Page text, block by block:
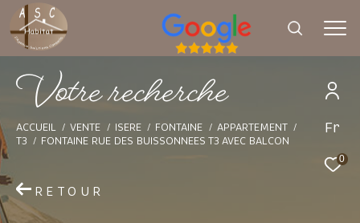
Fr
0
Voterecherche
ACCUEIL VENTE ISERE FONTAINE
APPARTEMENT
T3
FONTAINE RUE DES BUISSONNEES T3 AVEC BALCON
RETOUR
Effectuer une recherche